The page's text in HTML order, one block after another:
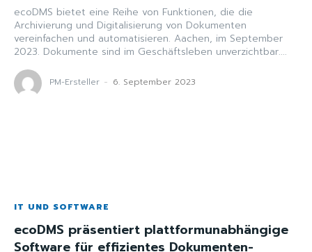
ecoDMS bietet eine Reihe von Funktionen, die die
Archivierung und Digitalisierung von Dokumenten
vereinfachen und automatisieren. Aachen, im September
2023. Dokumente sind im Geschäftsleben unverzichtbar....
PM-Ersteller - 6. September 2023
IT UND SOFTWARE
ecoDMS präsentiert plattformunabhängige
Software für effizientes Dokumenten-